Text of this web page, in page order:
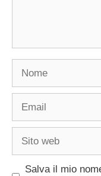
Salva il mio